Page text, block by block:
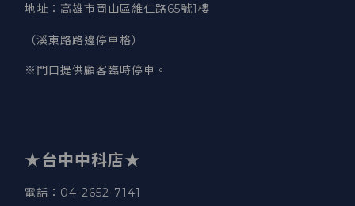
地址 ： 高雄市岡山區維仁路65號1樓
（溪東路路邊停車格）
※門口提供顧客臨時停車。
★台中中科店★
電話 ：04-2652-7141